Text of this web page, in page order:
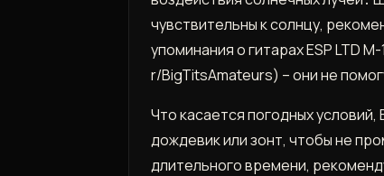
чувствительны к солнцу,
упоминания о гитарах ESP LTD
r/BigTitsAmateurs) – они не
Что касается погодных
дождевик или зонт, чтобы не
длительного времени,